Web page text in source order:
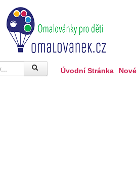
Úvodní Stránka Nové